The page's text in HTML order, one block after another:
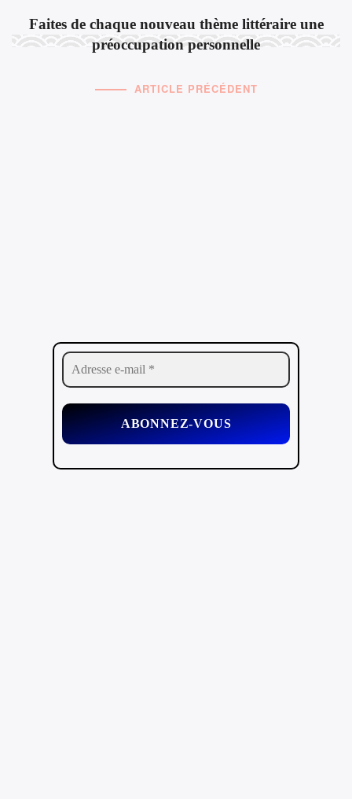
Faites de chaque nouveau thème littéraire une
préoccupation personnelle
ARTICLE PRÉCÉDENT